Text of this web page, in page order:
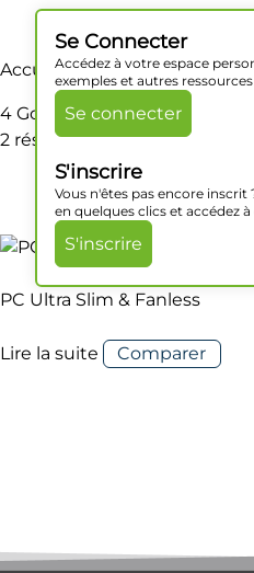
Se Connecter
Accédez à votre espace
exemples et autres
Se connecter
S'inscrire
Vous n'êtes pas encore
en quelques clics et accédez
S'inscrire
Accueil/ Produit Mémoire
4 Go
2 résultats affichés
PC Ultra Slim & Fanless
Lire la suite Comparer